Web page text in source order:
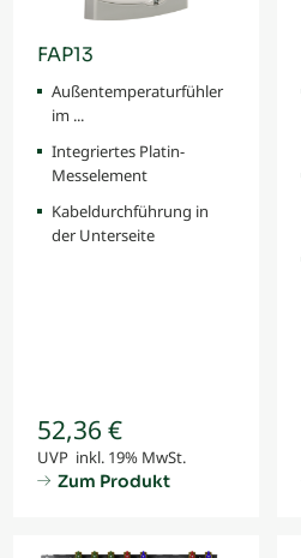
FAP13
Außentemperaturfühler
im ...
Integriertes Platin-
Messelement
Kabeldurchführung in
der Unterseite
52,36 €
UVP inkl. 19% MwSt.
Zum Produkt